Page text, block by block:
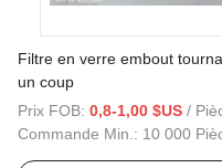
Filtre en verre embout
un coup
Prix FOB: 0,8-1,00 $US /
Commande Min.: 10 000